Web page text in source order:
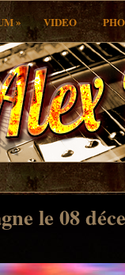
» VIDEO
le 08